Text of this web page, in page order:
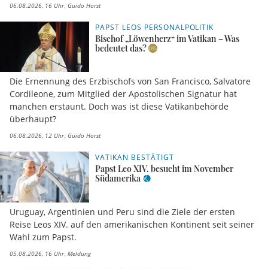
06.08.2026, 16 Uhr Guido Horst
PAPST LEOS PERSONALPOLITIK
Bischof „Löwenherz“ im Vatikan – Was
bedeutet das?
Die Ernennung des Erzbischofs von San Francisco, Salvatore
Cordileone, zum Mitglied der Apostolischen Signatur hat
manchen erstaunt. Doch was ist diese Vatikanbehörde
überhaupt?
06.08.2026, 12 Uhr Guido Horst
VATIKAN BESTÄTIGT
Papst Leo XIV. besucht im November
Südamerika
Uruguay, Argentinien und Peru sind die Ziele der ersten
Reise Leos XIV. auf den amerikanischen Kontinent seit seiner
Wahl zum Papst.
05.08.2026, 16 Uhr Meldung